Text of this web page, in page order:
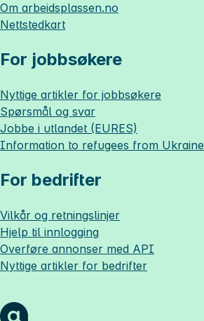
Om arbeidsplassen.no
Nettstedkart
For jobbsøkere
Nyttige artikler for jobbsøkere
Spørsmål og svar
Jobbe i utlandet (EURES)
Information to refugees from Ukraine
For bedrifter
Vilkår og retningslinjer
Hjelp til innlogging
Overføre annonser med API
Nyttige artikler for bedrifter